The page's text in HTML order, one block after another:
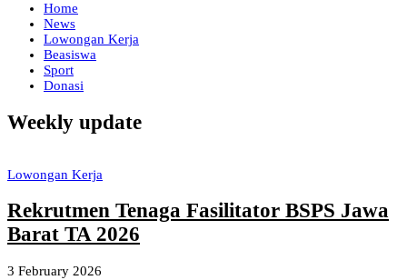
Home
News
Lowongan Kerja
Beasiswa
Sport
Donasi
Weekly update
Lowongan Kerja
Rekrutmen Tenaga Fasilitator BSPS Jawa
Barat TA 2026
3 February 2026